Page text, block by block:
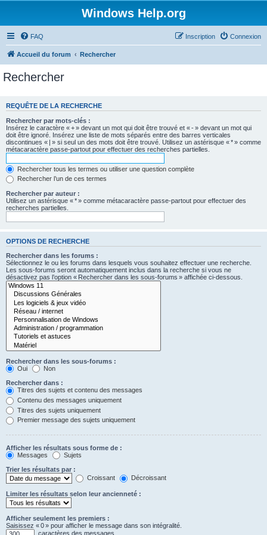
Windows Help.org
FAQ Connexion
Inscription
Accueil du forum Rechercher
Rechercher
REQUÊTE DE LA RECHERCHE
Rechercher par mots-clés :
Insérez le caractère « + » devant un mot qui doit être trouvé et « - » devant un mot qui
doit être ignoré. Insérez une liste de mots séparés entre des barres verticales
discontinues « | » si seul un des mots doit être trouvé. Utilisez un astérisque « * » comme
métacaractère passe-partout pour effectuer des recherches partielles.
Rechercher tous les termes ou utiliser une question complète
Rechercher l’un de ces termes
Rechercher par auteur :
Utilisez un astérisque « * » comme métacaractère passe-partout pour effectuer des
recherches partielles.
OPTIONS DE RECHERCHE
Rechercher dans les forums :
Sélectionnez le ou les forums dans lesquels vous souhaitez effectuer une recherche.
Les sous-forums seront automatiquement inclus dans la recherche si vous ne
désactivez pas l’option « Rechercher dans les sous-forums » affichée ci-dessous.
Rechercher dans les sous-forums :
Oui
Non
Rechercher dans :
Titres des sujets et contenu des messages
Contenu des messages uniquement
Titres des sujets uniquement
Premier message des sujets uniquement
Afficher les résultats sous forme de :
Messages
Sujets
Trier les résultats par :
Croissant
Décroissant
Limiter les résultats selon leur ancienneté :
Afficher seulement les premiers :
Saisissez « 0 » pour afficher le message dans son intégralité.
caractères des messages